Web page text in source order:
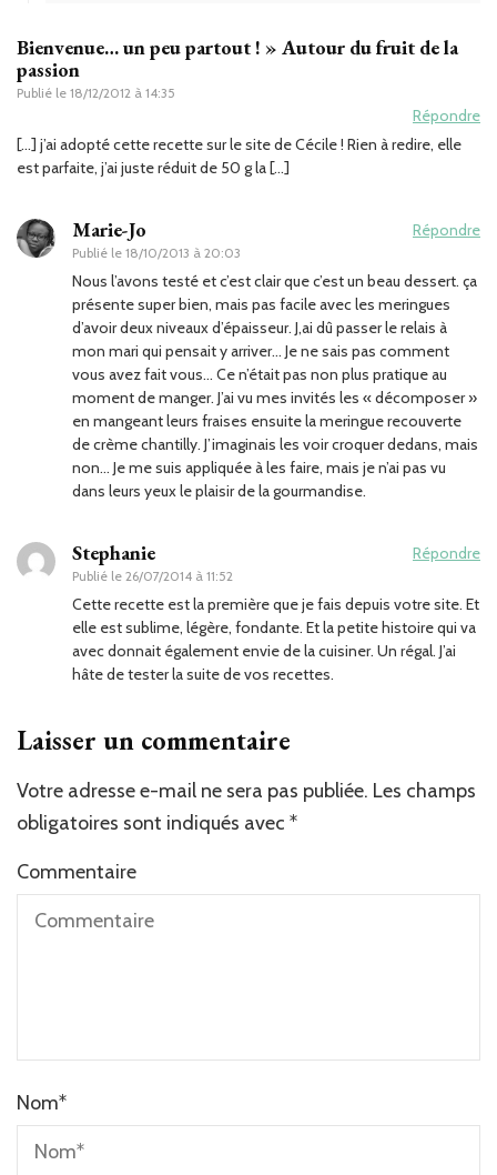
Bienvenue… un peu partout ! » Autour du fruit de la
passion
Publié le 18/12/2012 à 14:35
Répondre
[…] j’ai adopté cette recette sur le site de Cécile ! Rien à redire, elle
est parfaite, j’ai juste réduit de 50 g la […]
Marie-Jo
Publié le 18/10/2013 à 20:03
Répondre
Nous l’avons testé et c’est clair que c’est un beau dessert. ça
présente super bien, mais pas facile avec les meringues
d’avoir deux niveaux d’épaisseur. J,ai dû passer le relais à
mon mari qui pensait y arriver… Je ne sais pas comment
vous avez fait vous… Ce n’était pas non plus pratique au
moment de manger. J’ai vu mes invités les « décomposer »
en mangeant leurs fraises ensuite la meringue recouverte
de crème chantilly. J’imaginais les voir croquer dedans, mais
non… Je me suis appliquée à les faire, mais je n’ai pas vu
dans leurs yeux le plaisir de la gourmandise.
Stephanie
Publié le 26/07/2014 à 11:52
Répondre
Cette recette est la première que je fais depuis votre site. Et
elle est sublime, légère, fondante. Et la petite histoire qui va
avec donnait également envie de la cuisiner. Un régal. J’ai
hâte de tester la suite de vos recettes.
Laisser un commentaire
Votre adresse e-mail ne sera pas publiée. Les champs
obligatoires sont indiqués avec *
Commentaire
Nom*